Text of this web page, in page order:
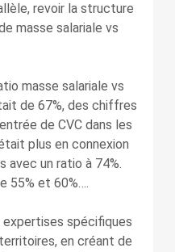
revoir la structure
masse salariale vs
masse salariale vs
de 67%, des chiffres
de CVC dans les
plus en connexion
avec un ratio à 74%.
55% et 60%….
expertises spécifiques
en créant de